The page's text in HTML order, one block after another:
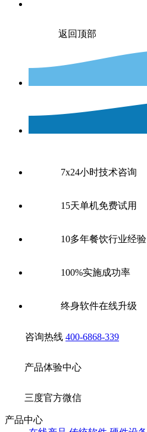
返回顶部
7x24小时技术咨询
15天单机免费试用
10多年餐饮行业经验
100%实施成功率
终身软件在线升级
咨询热线 400-6868-339
产品体验中心
三度官方微信
产品中心